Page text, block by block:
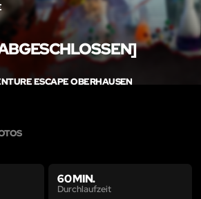
ESCAPE OBERHAUSEN
60 MIN.
Durchlaufzeit